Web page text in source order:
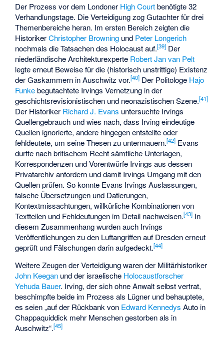
Der Prozess vor dem Londoner High Courtbenötigte 32
Verhandlungstage. Die Verteidigung zog Gutachter für drei
Themenbereiche heran. Im ersten Bereich zeigten die
HistorikerChristopher Browning und Peter Longerich
nochmals die Tatsachen des Holocaust auf.[39] Der
niederländische Architekturexperte Robert Jan van Pelt
legte erneut Beweise für die (historisch unstrittige) Existenz
der Gaskammern in Auschwitz vor.[40] Der Politologe Hajo
Funkebegutachtete Irvings Vernetzung in der
geschichtsrevisionistischen und neonazistischen Szene.[41]
Der Historiker Richard J. Evans untersuchte Irvings
Quellengebrauch und wies nach, dass Irving eindeutige
Quellen ignorierte, andere hingegen entstellte oder
fehldeutete, um seine Thesen zu untermauern.[42] Evans
durfte nach britischem Recht sämtliche Unterlagen,
Korrespondenzen und Vorentwürfe Irvings aus dessen
Privatarchiv anfordern und damit Irvings Umgang mit den
Quellen prüfen. So konnte Evans Irvings Auslassungen,
falsche Übersetzungen und Datierungen,
Kontextmissachtungen, willkürliche Kombinationen von
Textteilen und Fehldeutungen im Detail nachweisen.[43] In
diesem Zusammenhang wurden auch Irvings
Veröffentlichungen zu den Luftangriffen auf Dresden erneut
geprüft und Fälschungen darin aufgedeckt.[44]
Weitere Zeugen der Verteidigung waren der Militärhistoriker
John Keegan und der israelische Holocaustforscher
Yehuda Bauer. Irving, der sich ohne Anwalt selbst vertrat,
beschimpfte beide im Prozess als Lügner und behauptete,
es seien „auf der Rückbank von Edward Kennedys Auto in
Chappaquiddick mehr Menschen gestorben als in
Auschwitz“.[45]